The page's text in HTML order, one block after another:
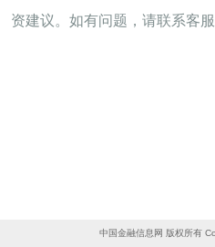
资建议。如有问题，请联系客
中国金融信息网 版权所有